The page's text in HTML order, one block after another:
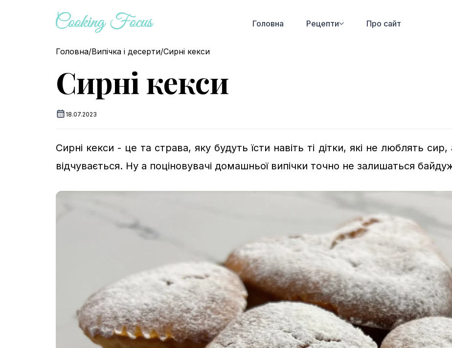
Головна Рецепти Про сайт
Головна/Випічка і десерти/Сирні кекси
Сирні кекси
18.07.2023
Сирні кекси - це та страва, яку будуть їсти навіть ті дітки, які не люблять
відчувається. Ну а поціновувачі домашньої випічки точно не залишаться